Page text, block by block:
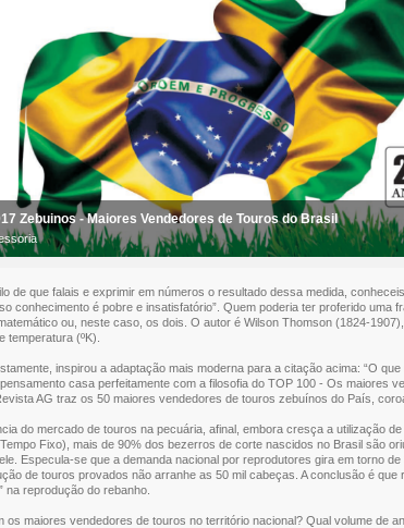
Zebuinos - Maiores Vendedores de Touros do Brasil
de que falais e exprimir em números o resultado dessa medida,
conhecimento é pobre e insatisfatório”. Quem poderia ter proferido uma
ou, neste caso, os dois. O autor é Wilson Thomson (1824-
temperatura (ºK).
inspirou a adaptação mais moderna para a citação acima: “O
casa perfeitamente com a filosofia do TOP 100 - Os maiores
AG traz os 50 maiores vendedores de touros zebuínos do País,
do mercado de touros na pecuária, afinal, embora cresça a utilização
Fixo), mais de 90% dos bezerros de corte nascidos no Brasil são
Especula-se que a demanda nacional por reprodutores gira em torno de
de touros provados não arranhe as 50 mil cabeças. A conclusão é que
na reprodução do rebanho.
os maiores vendedores de touros no território nacional? Qual volume de